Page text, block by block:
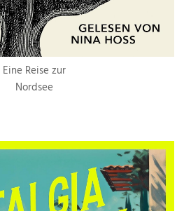
Eine Reise zur
Nordsee